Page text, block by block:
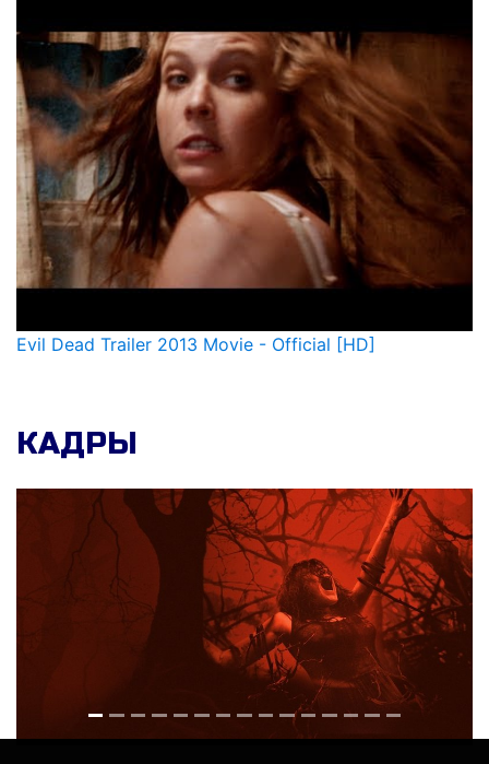
Evil Dead Trailer 2013 Movie - Official [HD]
КАДРЫ